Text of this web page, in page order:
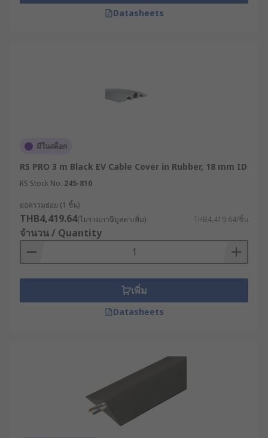
ตัวอย่างการใช้งาน Cable
หลากหลายภาคส่วน เพื่อความปลอดภัยและความเป็น
Conference Rooms) : นิยมใช้ Floor Cable
เตอร์ หรือสายไฟคอมพิวเตอร์ที่ลากผ่านกลาง
ห้องประชุม เพื่อความเป็นระเบียบ ป้องกัน
พนักงานสะดุดล้ม และเพื่อภาพลักษณ์ที่เป็นมือ
อาชีพ
โรงงานและคลังสินค้า (Manufacturing &
Warehouses) : ใช้รางเก็บสายไฟเกรด
อุตสาหกรรม เพื่อปกป้องสายไฟของเครื่องจักร
หนักจากรถฟอร์กลิฟต์ และใช้รางเก็บสายไฟติด
ผนังเพื่อเดินสายเมนหลัก
งานจัดแสดงสินค้าและเวทีคอนเสิร์ต (Trade
รางเก็บสายไฟพื้นหรือยางครอบสายไฟ จะช่วยให้
ติดตั้งและเก็บกู้ได้ง่าย พร้อมทั้งป้องกันอันตราย
สถานบันเทิงและพื้นที่สาธารณะ
(Entertainment Venues) : ช่วยซ่อนสายไฟและ
Datasheets
มีในสต็อก
RS PRO 3 m Black EV Cable Cover in Rubber, 18 mm ID
RS Stock No. 245-810
ยอดรวมย่อย (1 ชิ้น)
THB4,419.64(ไม่รวมภาษีมูลค่าเพิ่ม) THB4,419.64/ชิ้น
จำนวน / Quantity
เพิ่ม
Datasheets